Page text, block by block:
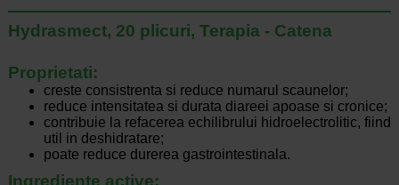
Hydrasmect, 20 plicuri, Terapia - Catena
Proprietati:
creste consistrenta si reduce numarul scaunelor;
reduce intensitatea si durata diareei apoase si cronice;
contribuie la refacerea echilibrului hidroelectrolitic, fiind
util in deshidratare;
poate reduce durerea gastrointestinala.
Ingrediente active: